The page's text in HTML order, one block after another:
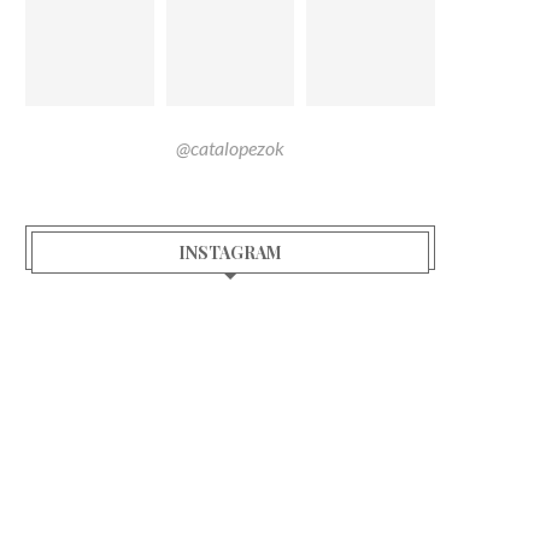
@catalopezok
INSTAGRAM